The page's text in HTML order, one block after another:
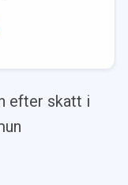
efter skatt i